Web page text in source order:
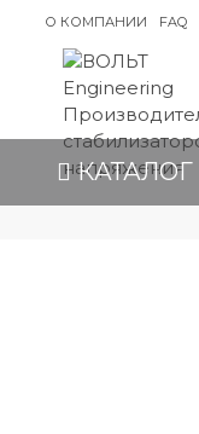
О КОМПАНИИ FAQ
КАТАЛОГ